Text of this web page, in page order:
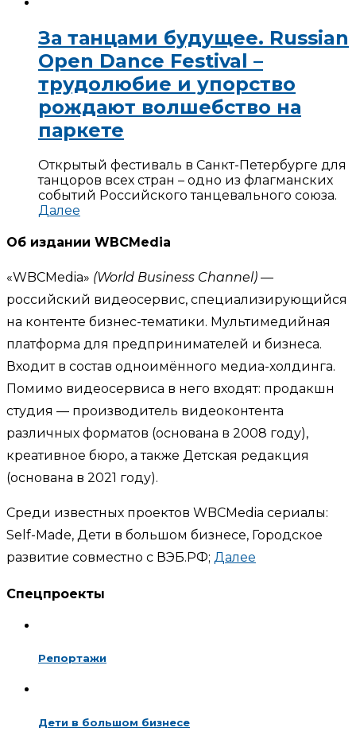
За танцами будущее. Russian
Open Dance Festival –
трудолюбие и упорство
рождают волшебство на
паркете
Открытый фестиваль в Санкт-Петербурге для
танцоров всех стран – одно из флагманских
событий Российского танцевального союза.
Далее
Об издании WBCMedia
«WBCMedia» (World Business Channel) —
российский видеосервис, специализирующийся
на контенте бизнес-тематики. Мультимедийная
платформа для предпринимателей и бизнеса.
Входит в состав одноимённого медиа-холдинга.
Помимо видеосервиса в него входят: продакшн
студия — производитель видеоконтента
различных форматов (основана в 2008 году),
креативное бюро, а также Детская редакция
(основана в 2021 году).
Среди известных проектов WBCMedia сериалы:
Self-Made, Дети в большом бизнесе, Городское
развитие совместно с ВЭБ.РФ; Далее
Спецпроекты
Репортажи
Дети в большом бизнесе